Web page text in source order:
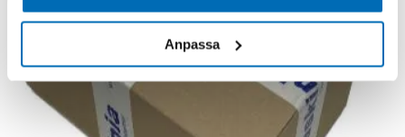
Anpassa